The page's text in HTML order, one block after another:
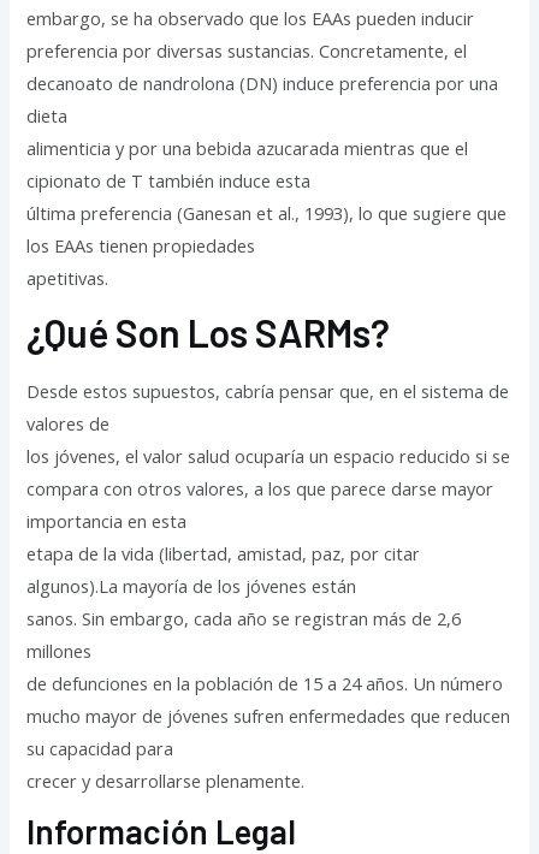
embargo, se ha observado que los EAAs pueden inducir
preferencia por diversas sustancias. Concretamente, el
decanoato de nandrolona (DN) induce preferencia por una
dieta
alimenticia y por una bebida azucarada mientras que el
cipionato de T también induce esta
última preferencia (Ganesan et al., 1993), lo que sugiere que
los EAAs tienen propiedades
apetitivas.
¿Qué Son Los SARMs?
Desde estos supuestos, cabría pensar que, en el sistema de
valores de
los jóvenes, el valor salud ocuparía un espacio reducido si se
compara con otros valores, a los que parece darse mayor
importancia en esta
etapa de la vida (libertad, amistad, paz, por citar
algunos).La mayoría de los jóvenes están
sanos. Sin embargo, cada año se registran más de 2,6
millones
de defunciones en la población de 15 a 24 años. Un número
mucho mayor de jóvenes sufren enfermedades que reducen
su capacidad para
crecer y desarrollarse plenamente.
Información Legal